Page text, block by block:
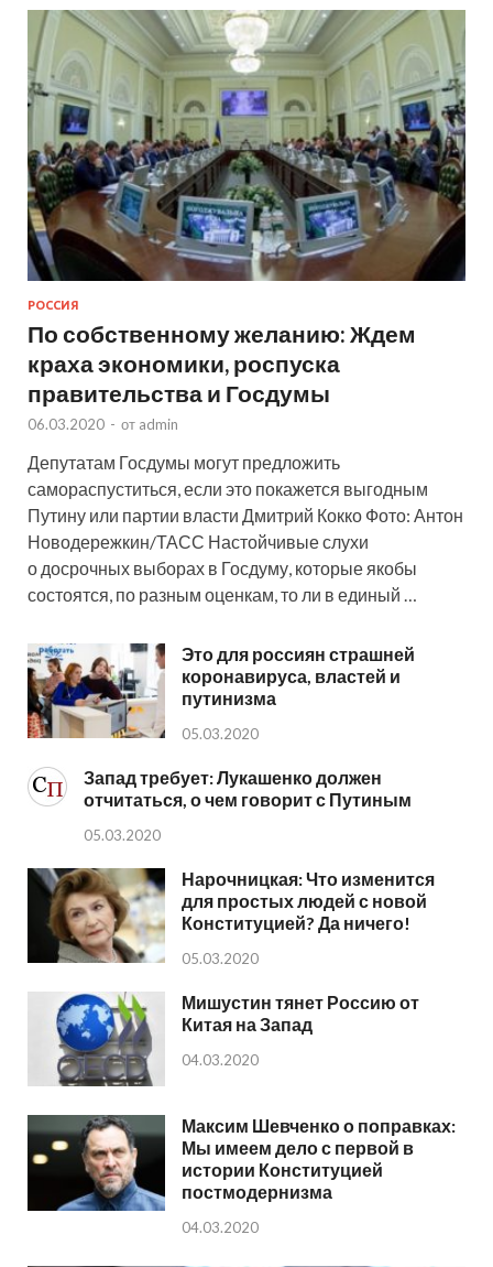
РОССИЯ
По собственному желанию: Ждем
краха экономики, роспуска
правительства и Госдумы
06.03.2020 - от admin
Депутатам Госдумы могут предложить
самораспуститься, если это покажется выгодным
Путину или партии власти Дмитрий Кокко Фото: Антон
Новодережкин/ТАСС Настойчивые слухи
о досрочных выборах в Госдуму, которые якобы
состоятся, по разным оценкам, то ли в единый …
Это для россиян страшней
коронавируса, властей и
путинизма
05.03.2020
Запад требует: Лукашенко должен
отчитаться, о чем говорит с Путиным
05.03.2020
Нарочницкая: Что изменится
для простых людей с новой
Конституцией? Да ничего!
05.03.2020
Мишустин тянет Россию от
Китая на Запад
04.03.2020
Максим Шевченко о поправках:
Мы имеем дело с первой в
истории Конституцией
постмодернизма
04.03.2020